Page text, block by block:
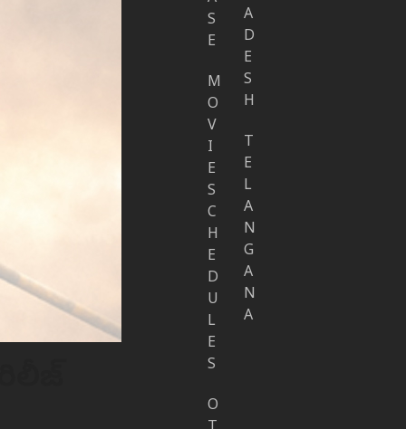
S
E
M
O
V
I
E
S
C
H
E
D
U
L
E
S
O
A
D
E
S
H
T
E
L
A
N
G
A
N
A